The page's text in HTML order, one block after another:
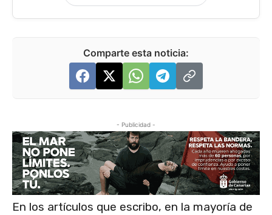
Comparte esta noticia:
- Publicidad -
En los artículos que escribo, en la mayoría de